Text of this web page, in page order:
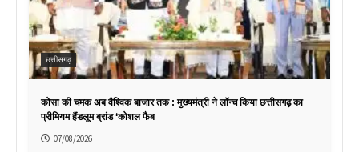
छत्तीसगढ़
कोसा की चमक अब वैश्विक बाजार तक : मुख्यमंत्री ने लॉन्च किया छत्तीसगढ़ का
प्रीमियम हैंडलूम ब्रांड ‘कोशल फैब
07/08/2026